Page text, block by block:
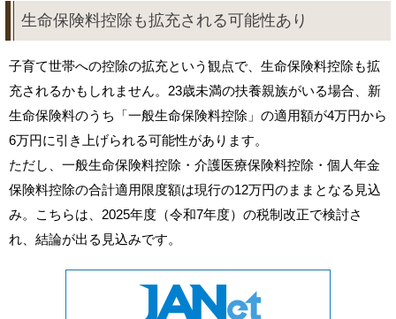
生命保険料控除も拡充される可能性あり
子育て世帯への控除の拡充という観点で、生命保険料控除も拡
充されるかもしれません。23歳未満の扶養親族がいる場合、新
生命保険料のうち「一般生命保険料控除」の適用額が4万円から
6万円に引き上げられる可能性があります。
ただし、一般生命保険料控除・介護医療保険料控除・個人年金
保険料控除の合計適用限度額は現行の12万円のままとなる見込
み。こちらは、2025年度（令和7年度）の税制改正で検討さ
れ、結論が出る見込みです。